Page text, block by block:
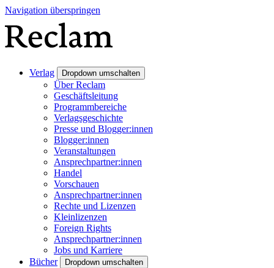
Navigation überspringen
Verlag Dropdown umschalten
Über Reclam
Geschäftsleitung
Programmbereiche
Verlagsgeschichte
Presse und Blogger:innen
Blogger:innen
Veranstaltungen
Ansprechpartner:innen
Handel
Vorschauen
Ansprechpartner:innen
Rechte und Lizenzen
Kleinlizenzen
Foreign Rights
Ansprechpartner:innen
Jobs und Karriere
Bücher
Dropdown umschalten